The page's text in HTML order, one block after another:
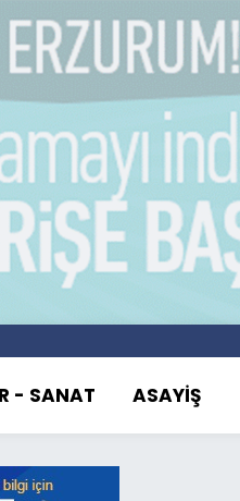
- SANAT ASAYİŞ